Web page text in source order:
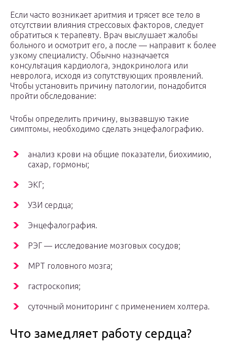
Если часто возникает аритмия и трясет все тело в
отсутствии влияния стрессовых факторов, следует
обратиться к терапевту. Врач выслушает жалобы
больного и осмотрит его, а после — направит к более
узкому специалисту. Обычно назначается
консультация кардиолога, эндокринолога или
невролога, исходя из сопутствующих проявлений.
Чтобы установить причину патологии, понадобится
пройти обследование:
Чтобы определить причину, вызвавшую такие
симптомы, необходимо сделать энцефалографию.
анализ крови на общие показатели, биохимию,
сахар, гормоны;
ЭКГ;
УЗИ сердца;
Энцефалография.
РЭГ — исследование мозговых сосудов;
МРТ головного мозга;
гастроскопия;
суточный мониторинг с применением холтера.
Что замедляет работу сердца?